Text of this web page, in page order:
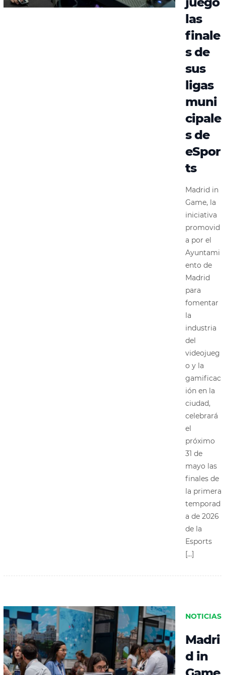
las
finale
s de
sus
ligas
muni
cipale
s de
eSpor
ts
Madrid in
Game, la
iniciativa
promovid
a por el
Ayuntami
ento de
Madrid
para
fomentar
la
industria
del
videojueg
o y la
gamificac
ión en la
ciudad,
celebrará
el
próximo
31 de
mayo las
finales de
la primera
temporad
a de 2026
de la
Esports
[…]
NOTICIAS
Madri
d in